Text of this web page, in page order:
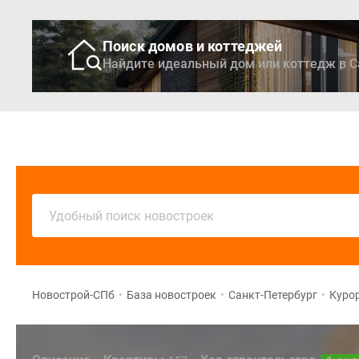
Поиск домов и коттеджей
Найдите идеальный дом или коттедж в
Удобный поиск новостроек
Новострой-СПб • База новостроек • Санкт-Петербург •